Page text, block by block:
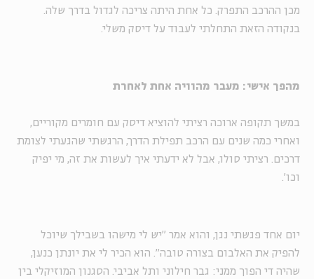
מכן ההרכב התפרק. כל אחת היתה צריכה לגדול בדרך שלה.
בנקודה הזאת התחלתי לעבוד על דיסק משלי.
מהפך אישי: מעבר מהוויה אחת לאחרת
במשך תקופה ארוכה רציתי להוציא דיסק עם חומרים מקוריים,
ואחרי כמה שנים עם הרכב תפילת הדרך, הרגשתי שהגעתי לצומת
דרכים. רציתי סולו, אבל לא ידעתי איך לעשות את זה, מי יפיק
וכו'.
יום אחד פגשתי נגן, והוא אמר "יש לי מישהו בשבילך שיוכל
להפיק את האלבום בצורה טובה". הוא הכיר לי את יונתן כנען,
שהיה די הפוך ממני: גבר חילוני ותל אביבי. הסגנון המוזיקלי בין